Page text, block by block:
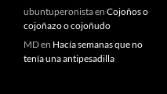
ubuntuperonistaen Cojoños o
cojoñazo o cojoñudo
MDen Hacía semanas que no
tenía una antipesadilla